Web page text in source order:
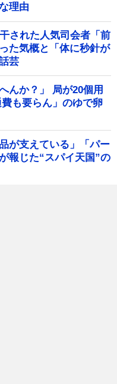
理由
された人気司会者「前
た気概と「体に秒針が
芸
んか？」 局が20個用
も要らん」のゆで卵
が支えている」「パー
報じた“スパイ天国”の